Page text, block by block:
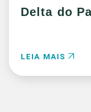
Delta do
LEIA MAIS